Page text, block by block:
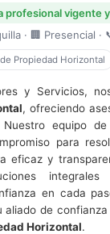
profesional vigente
· 🏢 Presencial ·
Propiedad Horizontal
y Servicios,
, ofreciendo
equipo
para
eficaz y
en cada
aliado de
Horizontal.